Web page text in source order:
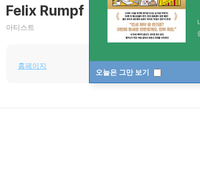
오늘은 그만 보기
Felix Rumpf
펠릭스 룸프
아티스트
홈페이지